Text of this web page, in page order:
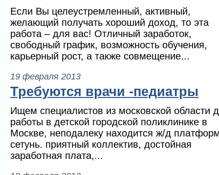
Если Вы целеустремленный, активный,
желающий получать хороший доход, то эта
работа – для вас! Отличный заработок,
свободный график, возможность обучения,
карьерный рост, а также совмещение...
19 февраля 2013
Требуются врачи -педиатры
Ищем специалистов из московской области
работы в детской городской поликлинике в
Москве, неподалеку находится ж/д
сетунь. приятный коллектив, достойная
заработная плата,...